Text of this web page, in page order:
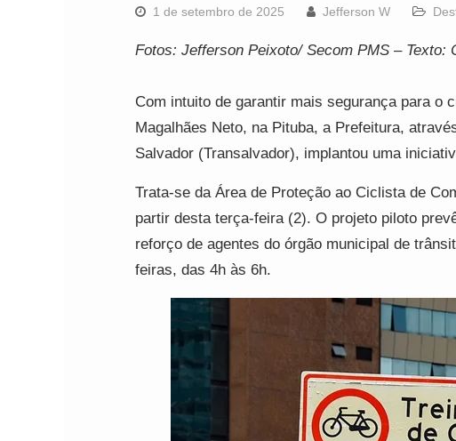
1 de setembro de 2025 Jefferson W
Fotos: Jefferson Peixoto/ Secom PMS – Texto:
Com intuito de garantir mais segurança para o
Magalhães Neto, na Pituba, a Prefeitura,
Salvador (Transalvador), implantou uma
Trata-se da Área de Proteção ao Ciclista de
partir desta terça-feira (2). O projeto piloto
reforço de agentes do órgão municipal de
feiras, das 4h às 6h.